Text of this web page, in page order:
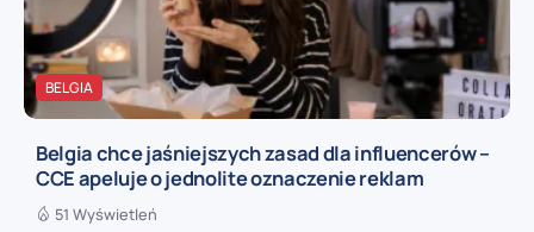
BELGIA
Belgia chce jaśniejszych zasad dla influencerów –
CCE apeluje o jednolite oznaczenie reklam
51 Wyświetleń